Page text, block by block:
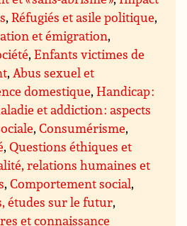
,Réfugiés et asile politique,
et émigration,
,Enfants victimes de
,Abus sexuel et
domestique,Handicap :
et addiction : aspects
,Consumérisme,
,Questions éthiques et
relations humaines et
,Comportement social,
études sur le futur,
et connaissance